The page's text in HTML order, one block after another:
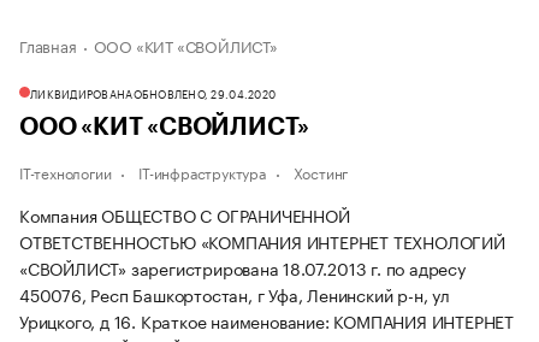
Главная ООО «КИТ «СВОЙЛИСТ»
ЛИКВИДИРОВАНАОБНОВЛЕНО, 29.04.2020
ООО «КИТ «СВОЙЛИСТ»
IT-технологии IT-инфраструктура Хостинг
Компания ОБЩЕСТВО С ОГРАНИЧЕННОЙ
ОТВЕТСТВЕННОСТЬЮ «КОМПАНИЯ ИНТЕРНЕТ ТЕХНОЛОГИЙ
«СВОЙЛИСТ» зарегистрирована 18.07.2013 г. по адресу
450076, Респ Башкортостан, г Уфа, Ленинский р-н, ул
Урицкого, д 16. Краткое наименование: КОМПАНИЯ ИНТЕРНЕТ